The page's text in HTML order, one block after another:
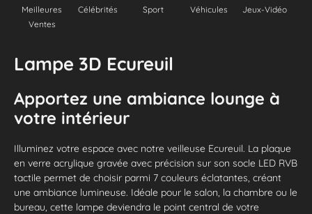
Meilleures
Ventes
Célébrités Sport Véhicules Jeux-Vidéo
Lampe 3D Ecureuil
Apportez une ambiance lounge à
votre intérieur
Illuminez votre espace avec notre veilleuse Ecureuil. La plaque
en verre acrylique gravée avec précision sur son socle LED RVB
tactile permet de choisir parmi 7 couleurs éclatantes, créant
une ambiance lumineuse. Idéale pour le salon, la chambre ou le
bureau, cette lampe deviendra le point central de votre